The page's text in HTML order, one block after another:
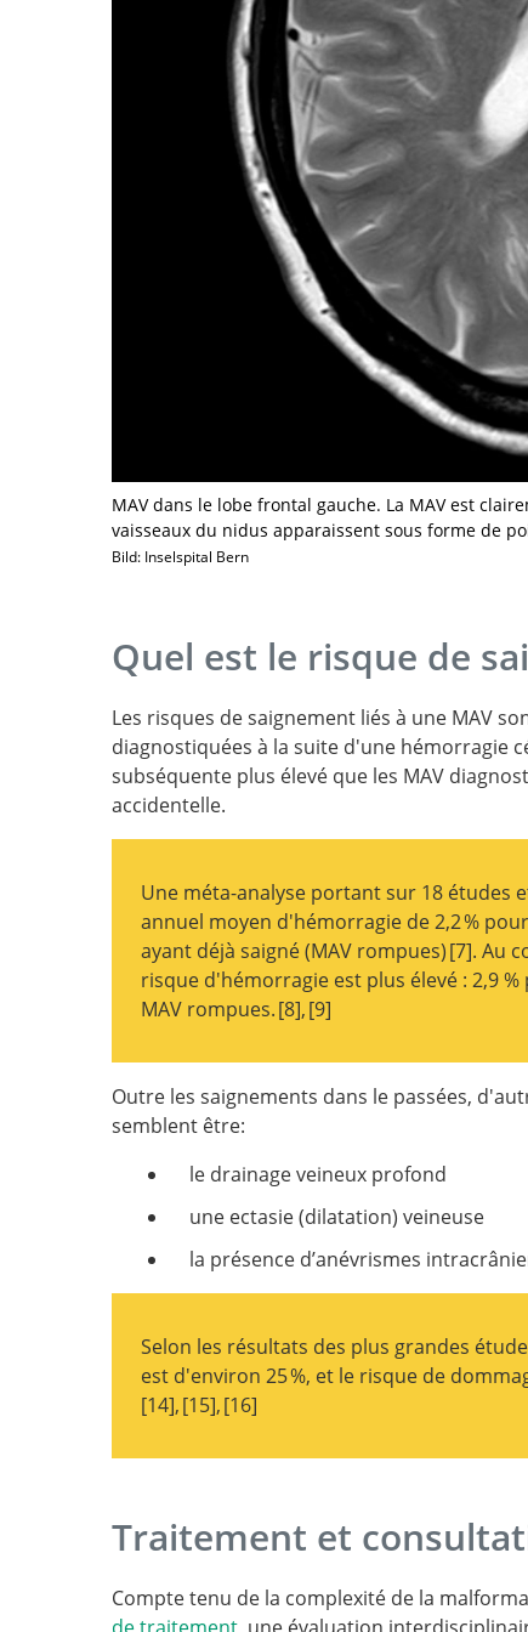
MAV dans le lobe frontal gauche. La MAV est
vaisseaux du nidus apparaissent sous forme de
Bild: Inselspital Bern
Quel est le risque de
Les risques de saignement liés à une MAV
diagnostiquées à la suite d'une hémorragie
subséquente plus élevé que les MAV
accidentelle.
Une méta-analyse portant sur 18 études
annuel moyen d'hémorragie de 2,2 %
ayant déjà saigné (MAV rompues) 7
Natural
arteriovenous malformations:
Journal of neurosurgical sciences.
. Au
risque d'hémorragie est plus élevé : 2,9
MAV rompues. 8
Bleeding
arteriovenous malformations as part of
history.
, 9
Risk of
after diagnosis of cerebral arteriovenous
Outre les saignements dans le passées,
semblent être:
le drainage veineux profond
une ectasie (dilatation) veineuse
la présence d’anévrismes
arteriovenous malformations: a
of Neurosurgery.
Selon les résultats des plus grandes
est d'environ 25 %, et le risque de
The natural history of
Arteriovenous malformations of the
The Natural History
14 , 15 , 16
Traitement et
Compte tenu de la complexité de la